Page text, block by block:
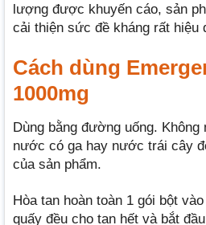
lượng được khuyến cáo, sản
cải thiện sức đề kháng rất hiệu
Cách dùng
1000mg
Dùng bằng đường uống. Không
nước có ga hay nước trái cây
của sản phẩm.
Hòa tan hoàn toàn 1 gói bột
quấy đều cho tan hết và bắt